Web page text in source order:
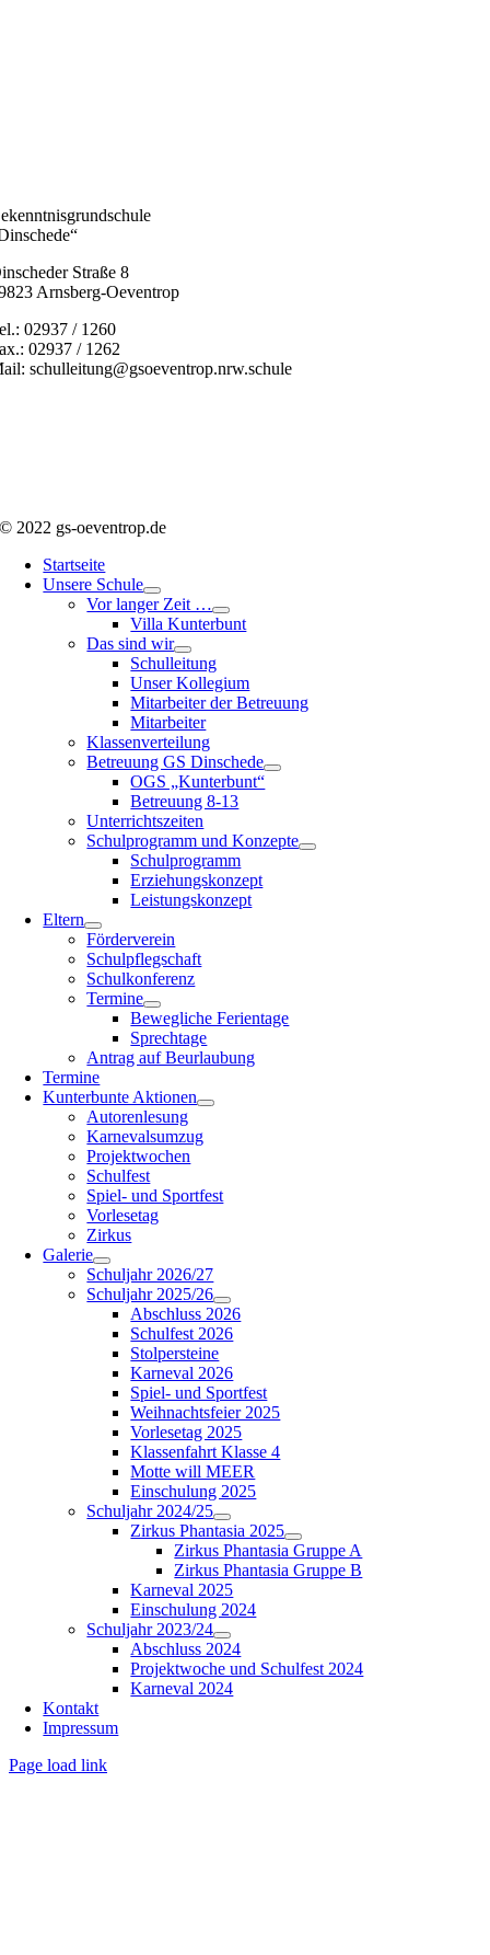
Straße 8
Arnsberg-Oeventrop
02937 / 1260
02937 / 1262
schulleitung@gsoeventrop.nrw.schule
© 2022 gs-oeventrop.de
Startseite
Unsere Schule
Vor langer Zeit …
Villa Kunterbunt
Das sind wir
Schulleitung
Unser Kollegium
Mitarbeiter der Betreuung
Mitarbeiter
Klassenverteilung
Betreuung GS Dinschede
OGS „Kunterbunt“
Betreuung 8-13
Unterrichtszeiten
Schulprogramm und Konzepte
Schulprogramm
Erziehungskonzept
Leistungskonzept
Eltern
Förderverein
Schulpflegschaft
Schulkonferenz
Termine
Bewegliche Ferientage
Sprechtage
Antrag auf Beurlaubung
Termine
Kunterbunte Aktionen
Autorenlesung
Karnevalsumzug
Projektwochen
Schulfest
Spiel- und Sportfest
Vorlesetag
Zirkus
Galerie
Schuljahr 2026/27
Schuljahr 2025/26
Abschluss 2026
Schulfest 2026
Stolpersteine
Karneval 2026
Spiel- und Sportfest
Weihnachtsfeier 2025
Vorlesetag 2025
Klassenfahrt Klasse 4
Motte will MEER
Einschulung 2025
Schuljahr 2024/25
Zirkus Phantasia 2025
Zirkus Phantasia Gruppe A
Zirkus Phantasia Gruppe B
Karneval 2025
Einschulung 2024
Schuljahr 2023/24
Abschluss 2024
Projektwoche und Schulfest 2024
Karneval 2024
Kontakt
Impressum
Page load link